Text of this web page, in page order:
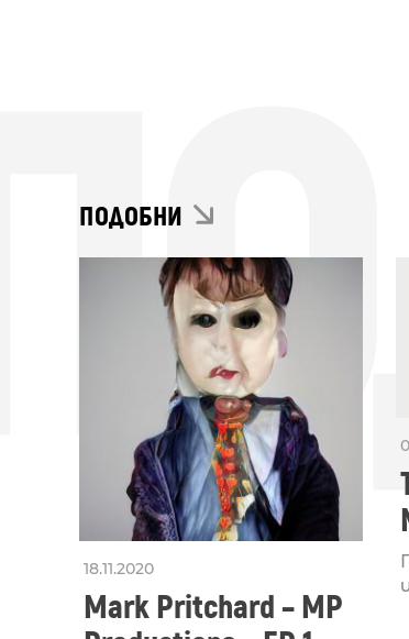
ПОДОБНИ
18.11.2020
Mark Pritchard – MP